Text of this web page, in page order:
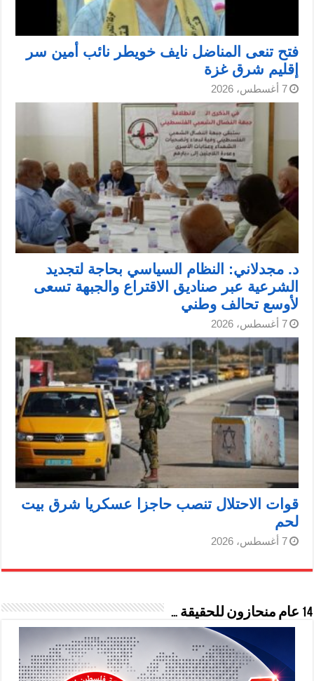
فتح تنعى المناضل نايف خويطر نائب أمين سر
إقليم شرق غزة
7 أغسطس، 2026
د. مجدلاني: النظام السياسي بحاجة لتجديد
الشرعية عبر صناديق الاقتراع والجبهة تسعى
لأوسع تحالف وطني
7 أغسطس، 2026
قوات الاحتلال تنصب حاجزا عسكريا شرق بيت
لحم
7 أغسطس، 2026
14 عام منحازون للحقيقة …